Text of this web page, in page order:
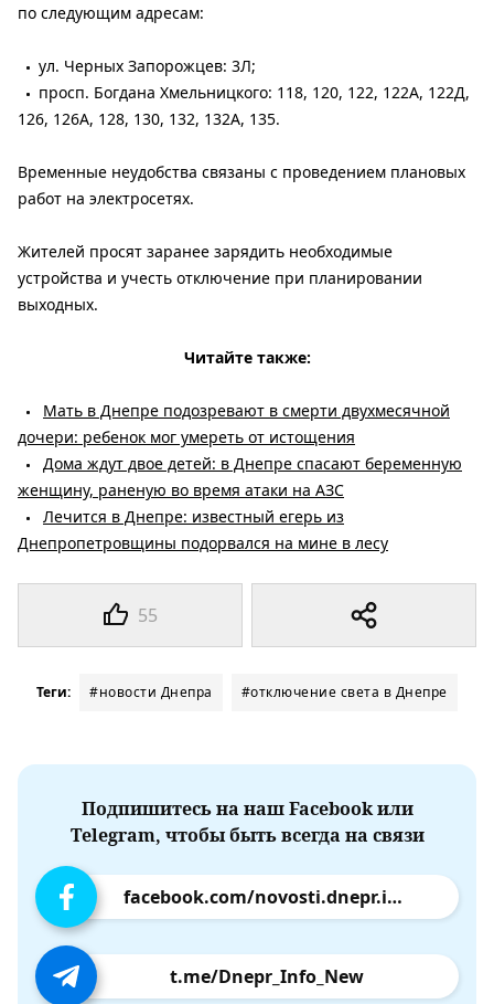
55
по следующим адресам:
ул. Черных Запорожцев: 3Л;
просп. Богдана Хмельницкого: 118, 120, 122, 122А, 122Д,
126, 126А, 128, 130, 132, 132А, 135.
Временные неудобства связаны с проведением плановых
работ на электросетях.
Жителей просят заранее зарядить необходимые
устройства и учесть отключение при планировании
выходных.
Читайте также:
Мать в Днепре подозревают в смерти двухмесячной
дочери: ребенок мог умереть от истощения
Дома ждут двое детей: в Днепре спасают беременную
женщину, раненую во время атаки на АЗС
Лечится в Днепре: известный егерь из
Днепропетровщины подорвался на мине в лесу
Теги: #новости Днепра #отключение света в Днепре
Подпишитесь на наш Facebook или
Telegram, чтобы быть всегда на связи
facebook.com/novosti.dnepr.info
t.me/Dnepr_Info_New